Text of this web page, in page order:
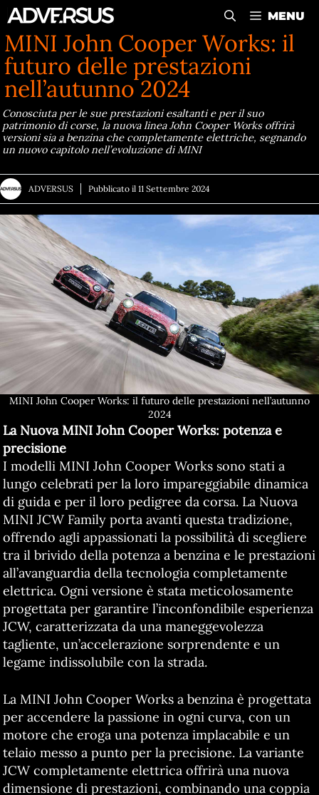
Vai
al
contenuto
MENU
MINI John Cooper Works: il
futuro delle prestazioni
nell’autunno 2024
Conosciuta per le sue prestazioni esaltanti e per il suo
patrimonio di corse, la nuova linea John Cooper Works offrirà
versioni sia a benzina che completamente elettriche, segnando
un nuovo capitolo nell’evoluzione di MINI
ADVERSUS Pubblicato il 11 Settembre 2024
MINI John Cooper Works: il futuro delle prestazioni nell’autunno
2024
La Nuova MINI John Cooper Works: potenza e
precisione
I modelli MINI John Cooper Works sono stati a
lungo celebrati per la loro impareggiabile dinamica
di guida e per il loro pedigree da corsa. La Nuova
MINI JCW Family porta avanti questa tradizione,
offrendo agli appassionati la possibilità di scegliere
tra il brivido della potenza a benzina e le prestazioni
all’avanguardia della tecnologia completamente
elettrica. Ogni versione è stata meticolosamente
progettata per garantire l’inconfondibile esperienza
JCW, caratterizzata da una maneggevolezza
tagliente, un’accelerazione sorprendente e un
legame indissolubile con la strada.
La MINI John Cooper Works a benzina è progettata
per accendere la passione in ogni curva, con un
motore che eroga una potenza implacabile e un
telaio messo a punto per la precisione. La variante
JCW completamente elettrica offrirà una nuova
dimensione di prestazioni, combinando una coppia